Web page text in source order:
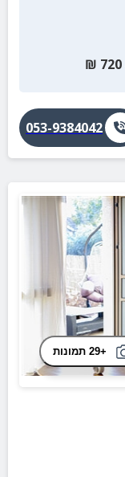
720
₪
053-9384042
+29 תמונות